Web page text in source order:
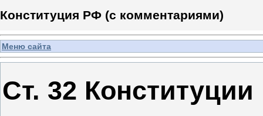
Конституция РФ (с комментариями)
Меню сайта
Ст. 32